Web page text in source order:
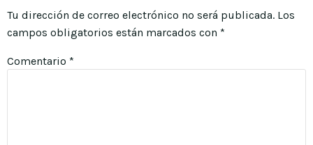
Tu dirección de correo electrónico no será publicada. Los
campos obligatorios están marcados con *
Comentario *